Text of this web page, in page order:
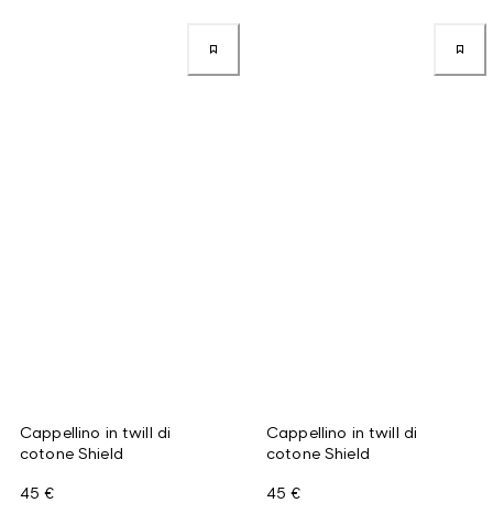
Cappellino in twill di
cotone Shield
45 €
Cappellino in twill di
cotone Shield
45 €